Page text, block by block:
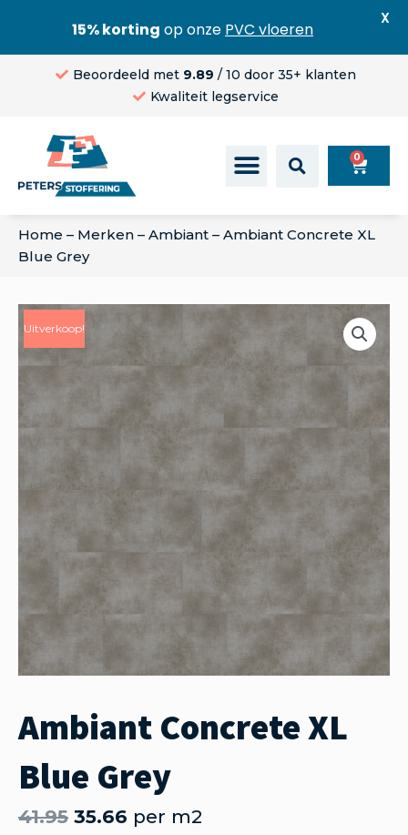
Beoordeeld met 9.89 / 10 door 35+ klanten
Kwaliteit legservice
0
Home – Merken – Ambiant – Ambiant Concrete XL
Blue Grey
Uitverkoop!
Ambiant Concrete XL
Blue Grey
41.95 35.66 per m2
15% korting op onze PVC vloeren
X